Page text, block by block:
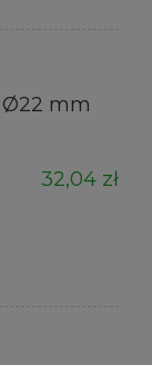
mm
32,04 zł